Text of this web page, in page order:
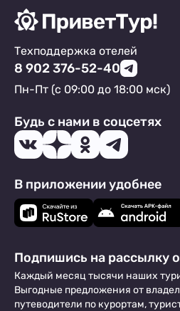
Техподдержка отелей
8 902 376-52-40
Пн-Пт (с 09:00 до 18:00 мск)
Будь с нами в соцсетях
В приложении удобнее
Подпишись на рассылку
Каждый месяц тысячи наших
Выгодные предложения от
путеводители по курортам,